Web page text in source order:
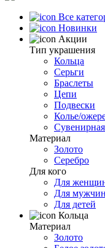
Все
Новинки
Акции
Тип украшения
Кольца
Серьги
Браслеты
Цепи
Подвески
Колье/
Материал
Золото
Серебро
Для кого
Для
Для мужчин
Для детей
Кольца
Материал
Золото